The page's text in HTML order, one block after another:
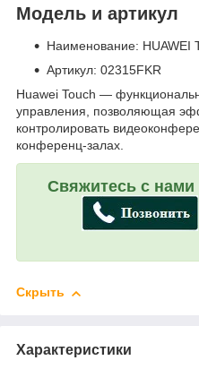
Модель и артикул
Наименование: HUAWEI
Артикул: 02315FKR
Huawei Touch —
управления, позволяющая
контролировать
конференц-залах.
Свяжитесь с нами
Скрыть
Характеристики